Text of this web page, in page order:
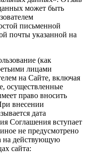
может быть
письменной
почты указанной на
(как
лицами
на Сайте, включая
осуществленные
право вносить
внесении
дата
Соглашения вступает
не предусмотрено
на действующую
сайта: